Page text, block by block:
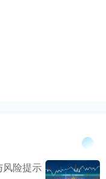
险提示